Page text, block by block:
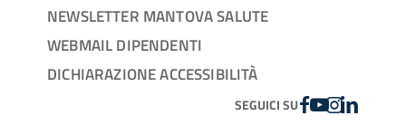
NEWSLETTER MANTOVA SALUTE
WEBMAIL DIPENDENTI
DICHIARAZIONE ACCESSIBILITÀ
SEGUICI SUFACEBOOK
YOUTUBE
INSTAGRAM
LINKEDIN